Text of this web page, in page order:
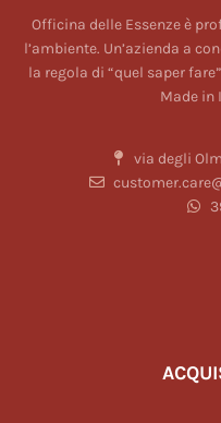
Officina delle Essenze è
l’ambiente. Un’azienda a
la regola di “quel saper
Made in
via degli